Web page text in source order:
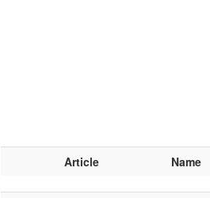
Article Name